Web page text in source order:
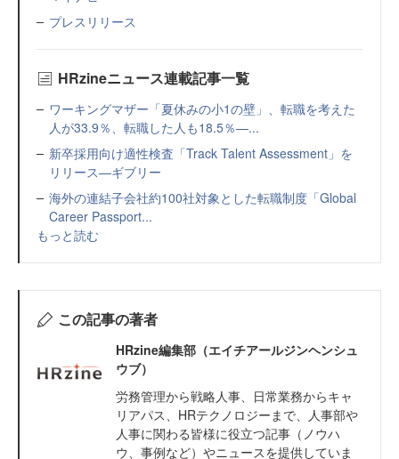
プレスリリース
HRzineニュース連載記事一覧
ワーキングマザー「夏休みの小1の壁」、転職を考えた
人が33.9％、転職した人も18.5％—...
新卒採用向け適性検査「Track Talent Assessment」を
リリース—ギブリー
海外の連結子会社約100社対象とした転職制度「Global
Career Passport...
もっと読む
この記事の著者
HRzine編集部（エイチアールジンヘンシュ
ウブ）
労務管理から戦略人事、日常業務からキャ
リアパス、HRテクノロジーまで、人事部や
人事に関わる皆様に役立つ記事（ノウハ
ウ、事例など）やニュースを提供していま